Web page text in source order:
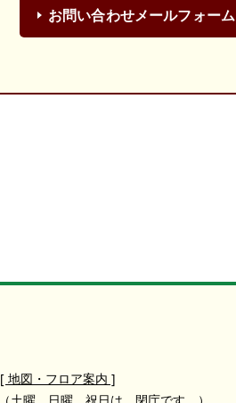
お問い合わせメールフォーム
[ 地図・フロア案内 ]